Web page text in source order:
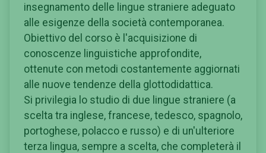
insegnamento delle lingue straniere adeguato
alle esigenze della società contemporanea.
Obiettivo del corso è l'acquisizione di
conoscenze linguistiche approfondite,
ottenute con metodi costantemente aggiornati
alle nuove tendenze della glottodidattica.
Si privilegia lo studio di due lingue straniere (a
scelta tra inglese, francese, tedesco, spagnolo,
portoghese, polacco e russo) e di un'ulteriore
terza lingua, sempre a scelta, che completerà il